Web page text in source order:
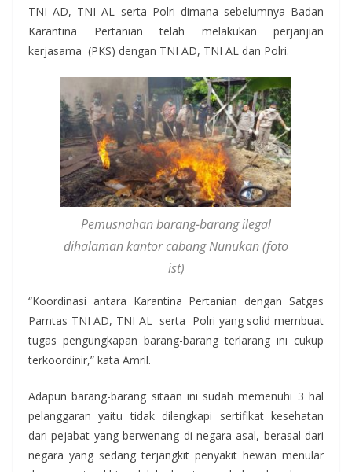
TNI AD, TNI AL serta Polri dimana sebelumnya Badan
Karantina Pertanian telah melakukan perjanjian
kerjasama (PKS) dengan TNI AD, TNI AL dan Polri.
Pemusnahan barang-barang ilegal
dihalaman kantor cabang Nunukan (foto
ist)
“Koordinasi antara Karantina Pertanian dengan Satgas
Pamtas TNI AD, TNI AL serta Polri yang solid membuat
tugas pengungkapan barang-barang terlarang ini cukup
terkoordinir,” kata Amril.
Adapun barang-barang sitaan ini sudah memenuhi 3 hal
pelanggaran yaitu tidak dilengkapi sertifikat kesehatan
dari pejabat yang berwenang di negara asal, berasal dari
negara yang sedang terjangkit penyakit hewan menular